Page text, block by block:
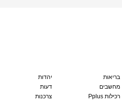
בריאות
מחשבים
Pplus רכילות
יהדות
דעות
צרכנות